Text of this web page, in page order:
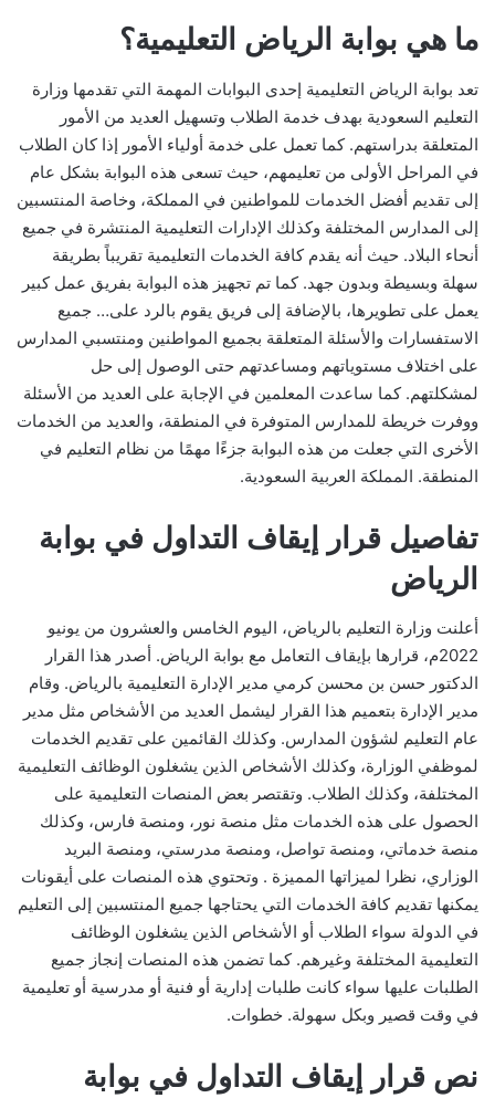
ما هي بوابة الرياض التعليمية؟
تعد بوابة الرياض التعليمية إحدى البوابات المهمة التي تقدمها وزارة
التعليم السعودية بهدف خدمة الطلاب وتسهيل العديد من الأمور
المتعلقة بدراستهم. كما تعمل على خدمة أولياء الأمور إذا كان الطلاب
في المراحل الأولى من تعليمهم، حيث تسعى هذه البوابة بشكل عام
إلى تقديم أفضل الخدمات للمواطنين في المملكة، وخاصة المنتسبين
إلى المدارس المختلفة وكذلك الإدارات التعليمية المنتشرة في جميع
أنحاء البلاد. حيث أنه يقدم كافة الخدمات التعليمية تقريباً بطريقة
سهلة وبسيطة وبدون جهد. كما تم تجهيز هذه البوابة بفريق عمل كبير
يعمل على تطويرها، بالإضافة إلى فريق يقوم بالرد على… جميع
الاستفسارات والأسئلة المتعلقة بجميع المواطنين ومنتسبي المدارس
على اختلاف مستوياتهم ومساعدتهم حتى الوصول إلى حل
لمشكلتهم. كما ساعدت المعلمين في الإجابة على العديد من الأسئلة
ووفرت خريطة للمدارس المتوفرة في المنطقة، والعديد من الخدمات
الأخرى التي جعلت من هذه البوابة جزءًا مهمًا من نظام التعليم في
المنطقة. المملكة العربية السعودية.
تفاصيل قرار إيقاف التداول في بوابة
الرياض
أعلنت وزارة التعليم بالرياض، اليوم الخامس والعشرون من يونيو
2022م، قرارها بإيقاف التعامل مع بوابة الرياض. أصدر هذا القرار
الدكتور حسن بن محسن كرمي مدير الإدارة التعليمية بالرياض. وقام
مدير الإدارة بتعميم هذا القرار ليشمل العديد من الأشخاص مثل مدير
عام التعليم لشؤون المدارس. وكذلك القائمين على تقديم الخدمات
لموظفي الوزارة، وكذلك الأشخاص الذين يشغلون الوظائف التعليمية
المختلفة، وكذلك الطلاب. وتقتصر بعض المنصات التعليمية على
الحصول على هذه الخدمات مثل منصة نور، ومنصة فارس، وكذلك
منصة خدماتي، ومنصة تواصل، ومنصة مدرستي، ومنصة البريد
الوزاري، نظرا لميزاتها المميزة . وتحتوي هذه المنصات على أيقونات
يمكنها تقديم كافة الخدمات التي يحتاجها جميع المنتسبين إلى التعليم
في الدولة سواء الطلاب أو الأشخاص الذين يشغلون الوظائف
التعليمية المختلفة وغيرهم. كما تضمن هذه المنصات إنجاز جميع
الطلبات عليها سواء كانت طلبات إدارية أو فنية أو مدرسية أو تعليمية
في وقت قصير وبكل سهولة. خطوات.
نص قرار إيقاف التداول في بوابة